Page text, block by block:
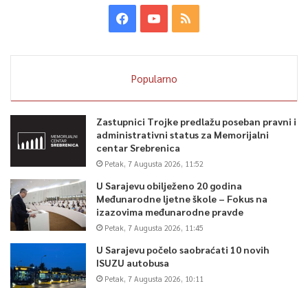
Popularno
Zastupnici Trojke predlažu poseban pravni i
administrativni status za Memorijalni
centar Srebrenica
Petak, 7 Augusta 2026, 11:52
U Sarajevu obilježeno 20 godina
Međunarodne ljetne škole – Fokus na
izazovima međunarodne pravde
Petak, 7 Augusta 2026, 11:45
U Sarajevu počelo saobraćati 10 novih
ISUZU autobusa
Petak, 7 Augusta 2026, 10:11